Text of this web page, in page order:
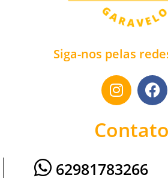
Siga-nos pelas
62981783266